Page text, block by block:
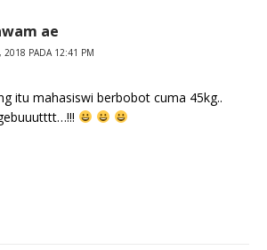
ae
2018 PADA 12:41 PM
itu mahasiswi berbobot cuma 45kg..